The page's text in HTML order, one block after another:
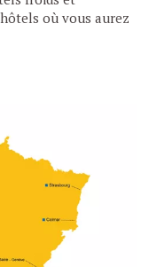
où vous aurez